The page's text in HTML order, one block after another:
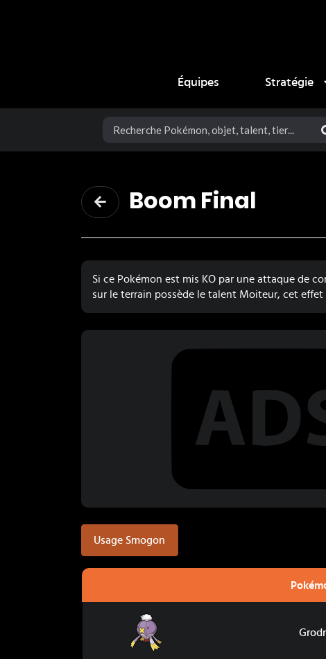
Équipes
Stratégie
Boom Final
Si ce Pokémon est mis KO par une attaque de
sur le terrain possède le talent Moiteur, cet effet
Usage Smogon